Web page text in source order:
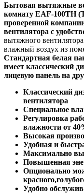
Бытовая вытяжные
комнату EAF-100TH
проверенной
вентилятора с
вытяжного
влажный воздух из
Стандартная белая
имеет классический
лицевую панель на
Классический
вентилятора
Специальное
Регулировка
влажности от
Высокая
Удобная и
Максимально
Повышенная
Опционально
красного
Удобно